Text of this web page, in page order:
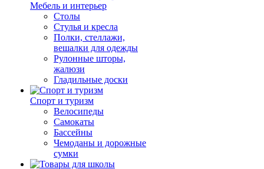
Мебель и интерьер
Столы
Стулья и кресла
Полки, стеллажи,
вешалки для одежды
Рулонные шторы,
жалюзи
Гладильные доски
Спорт и туризм
Велосипеды
Самокаты
Бассейны
Чемоданы и дорожные
сумки